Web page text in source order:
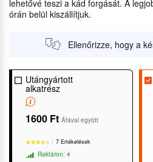
lehetővé teszi a kád forgását. A
órán belül kiszállítjuk.
Ellenőrizze, hogy a
Utángyártott
alkatrész
1600 Ft Áfával együtt
7 Ertékelések
Raktáron: 4